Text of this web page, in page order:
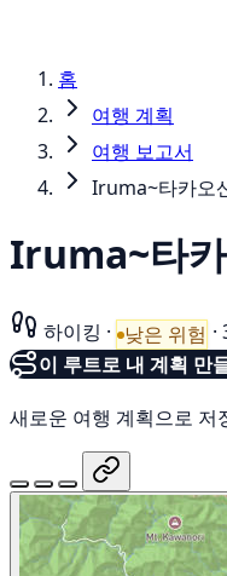
홈
여행 계획
여행 보고서
Iruma~타카오
Iruma~타
하이킹 · 낮은 위험 ·
이 루트로 내 계획 만
새로운 여행 계획으로 저